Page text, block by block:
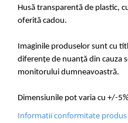
Husă transparentă de plastic,
oferită cadou.
Imaginile produselor sunt cu
diferențe de nuanță din cauza
monitorului dumneavoastră.
Dimensiunile pot varia cu +/-
Informatii conformitate produs